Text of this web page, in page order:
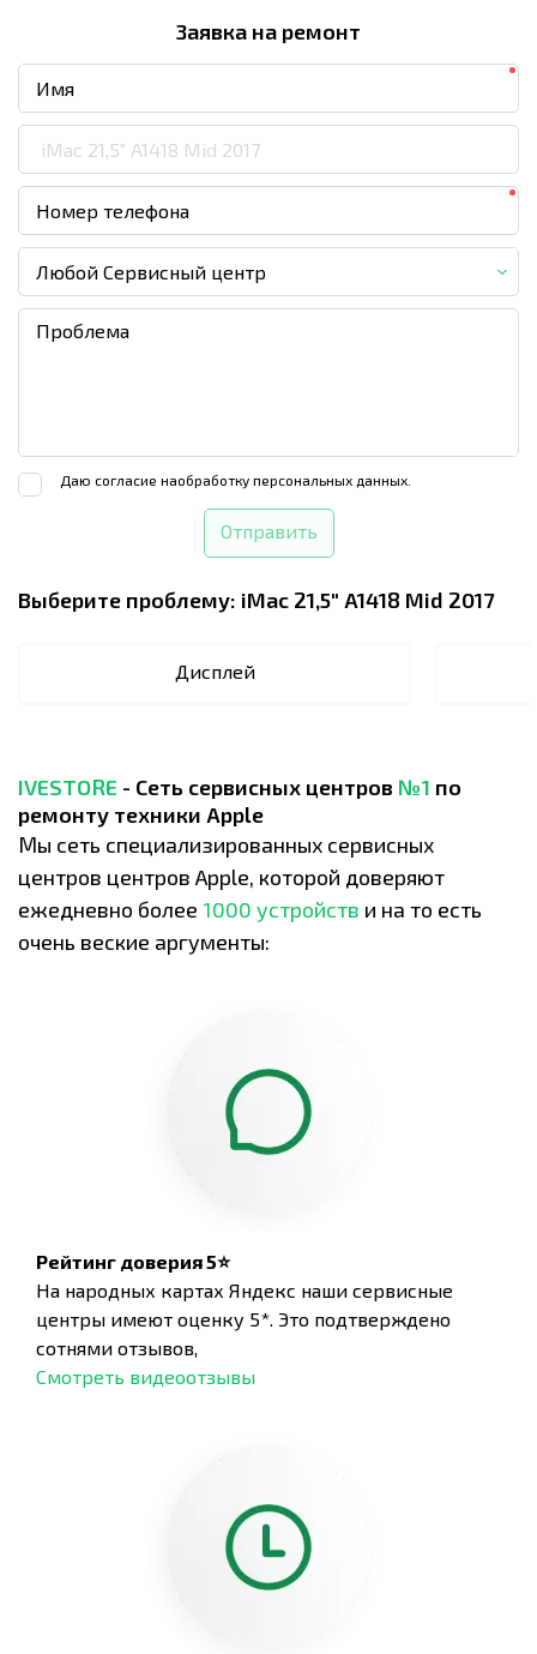
Заявка на ремонт
Любой Сервисный центр
Даю согласие наобработку персональных данных.
Отправить
Выберите проблему: iMac 21,5" A1418 Mid 2017
Дисплей
IVESTORE - Сеть сервисных центров №1 по
ремонту техники Apple
Мы сеть специализированных сервисных
центров центров Apple, которой доверяют
ежедневно более 1000 устройств и на то есть
очень веские аргументы:
Рейтинг доверия 5⭐
На народных картах Яндекс наши сервисные
центры имеют оценку 5*. Это подтверждено
сотнями отзывов,
Смотреть видеоотзывы